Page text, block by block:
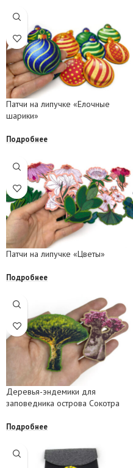
Патчи на липучке «Елочные
шарики»
Подробнее
Патчи на липучке «Цветы»
Подробнее
Деревья-эндемики для
заповедника острова Сокотра
Подробнее